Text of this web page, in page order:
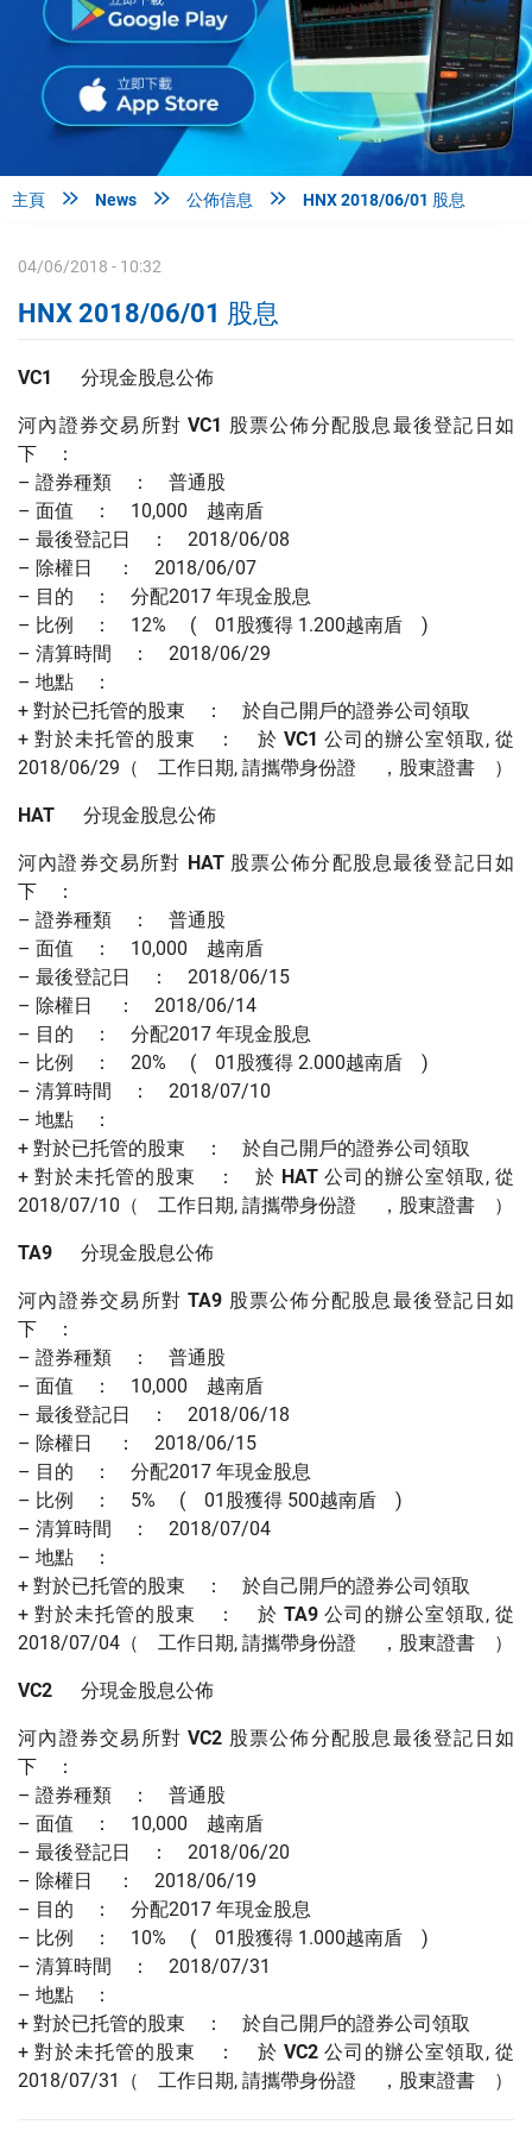
主頁  News  公佈信息  HNX 2018/06/01 股息
04/06/2018 - 10:32
HNX 2018/06/01 股息
VC1 分現金股息公佈
河內證券交易所對VC1 股票公佈分配股息最後登記日如
下 ：
– 證券種類 ： 普通股
– 面值 ： 10,000 越南盾
– 最後登記日 ： 2018/06/08
– 除權日 ： 2018/06/07
– 目的 ： 分配2017 年現金股息
– 比例 ： 12% ( 01股獲得 1.200越南盾 )
– 清算時間 ： 2018/06/29
– 地點 ：
+ 對於已托管的股東 ： 於自己開戶的證券公司領取
+ 對於未托管的股東 ： 於 VC1 公司的辦公室領取, 從
2018/06/29（ 工作日期, 請攜帶身份證 ，股東證書 ）
HAT 分現金股息公佈
河內證券交易所對 HAT股票公佈分配股息最後登記日如
下 ：
– 證券種類 ： 普通股
– 面值 ： 10,000 越南盾
– 最後登記日 ： 2018/06/15
– 除權日 ： 2018/06/14
– 目的 ： 分配2017 年現金股息
– 比例 ： 20% ( 01股獲得 2.000越南盾 )
– 清算時間 ： 2018/07/10
– 地點 ：
+ 對於已托管的股東 ： 於自己開戶的證券公司領取
+ 對於未托管的股東 ： 於 HAT 公司的辦公室領取, 從
2018/07/10（ 工作日期, 請攜帶身份證 ，股東證書 ）
TA9 分現金股息公佈
河內證券交易所對TA9 股票公佈分配股息最後登記日如
下 ：
– 證券種類 ： 普通股
– 面值 ： 10,000 越南盾
– 最後登記日 ： 2018/06/18
– 除權日 ： 2018/06/15
– 目的 ： 分配2017 年現金股息
– 比例 ： 5% ( 01股獲得 500越南盾 )
– 清算時間 ： 2018/07/04
– 地點 ：
+ 對於已托管的股東 ： 於自己開戶的證券公司領取
+ 對於未托管的股東 ： 於 TA9公司的辦公室領取, 從
2018/07/04（ 工作日期, 請攜帶身份證 ，股東證書 ）
VC2 分現金股息公佈
河內證券交易所對VC2 股票公佈分配股息最後登記日如
下 ：
– 證券種類 ： 普通股
– 面值 ： 10,000 越南盾
– 最後登記日 ： 2018/06/20
– 除權日 ： 2018/06/19
– 目的 ： 分配2017 年現金股息
– 比例 ： 10% ( 01股獲得 1.000越南盾 )
– 清算時間 ： 2018/07/31
– 地點 ：
+ 對於已托管的股東 ： 於自己開戶的證券公司領取
+ 對於未托管的股東 ： 於 VC2公司的辦公室領取, 從
2018/07/31（ 工作日期, 請攜帶身份證 ，股東證書 ）